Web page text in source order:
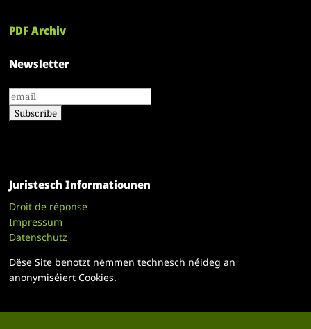
PDF Archiv
Newsletter
Juristesch Informatiounen
Droit de réponse
Impressum
Datenschutz
Dëse Site benotzt nëmmen technesch néideg an
anonymiséiert Cookies.